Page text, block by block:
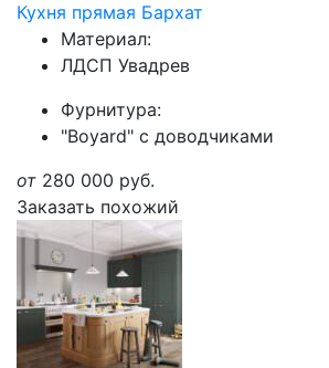
Кухня прямая Бархат
Материал:
ЛДСП Увадрев
Фурнитура:
"Boyard" с доводчиками
от 280 000 руб.
Заказать похожий